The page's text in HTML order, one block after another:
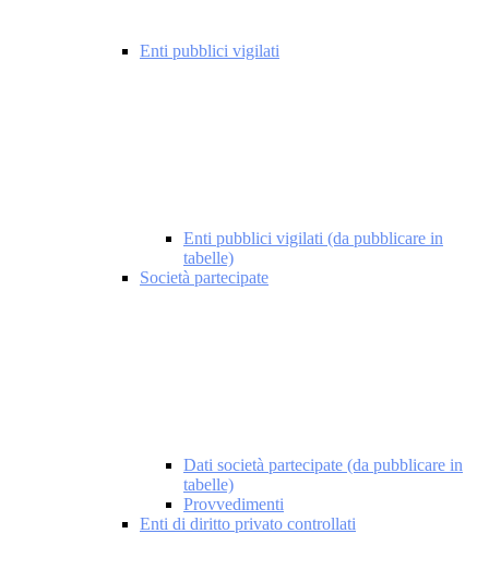
Enti pubblici vigilati
Enti pubblici vigilati (da pubblicare in
tabelle)
Società partecipate
Dati società partecipate (da pubblicare in
tabelle)
Provvedimenti
Enti di diritto privato controllati